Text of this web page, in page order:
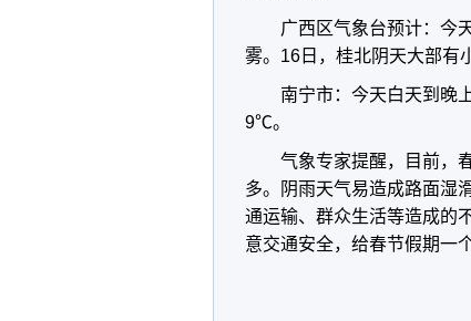
广西区气象台预计：今
雾。16日，桂北阴天大部有
南宁市：今天白天到晚
9℃。
气象专家提醒，目前，
多。阴雨天气易造成路面湿
通运输、群众生活等造成的
意交通安全，给春节假期一